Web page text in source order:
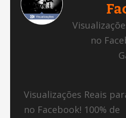
no
Visualizações Reais
no Facebook! 100% de